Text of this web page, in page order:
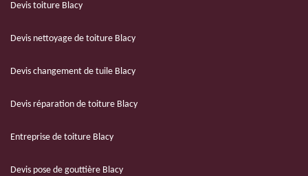
Devis toiture Blacy
Devis nettoyage de toiture Blacy
Devis changement de tuile Blacy
Devis réparation de toiture Blacy
Entreprise de toiture Blacy
Devis pose de gouttière Blacy